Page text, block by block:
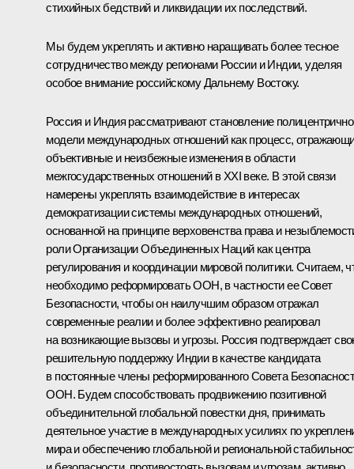
стихийных бедствий и ликвидации их последствий.
Мы будем укреплять и активно наращивать более тесное
сотрудничество между регионами России и Индии, уделяя
особое внимание российскому Дальнему Востоку.
Россия и Индия рассматривают становление
модели международных отношений как процесс,
объективные и неизбежные изменения в области
межгосударственных отношений в XXI веке. В этой связи
намерены укреплять взаимодействие в интересах
демократизации системы международных отношений,
основанной на принципе верховенства права и
роли Организации Объединенных Наций как центра
регулирования и координации мировой политики. Считаем,
необходимо реформировать ООН, в частности ее Совет
Безопасности, чтобы он наилучшим образом отражал
современные реалии и более эффективно реагировал
на возникающие вызовы и угрозы. Россия подтверждает
решительную поддержку Индии в качестве кандидата
в постоянные члены реформированного Совета
ООН. Будем способствовать продвижению позитивной
объединительной глобальной повестки дня, принимать
деятельное участие в международных усилиях по
мира и обеспечению глобальной и региональной